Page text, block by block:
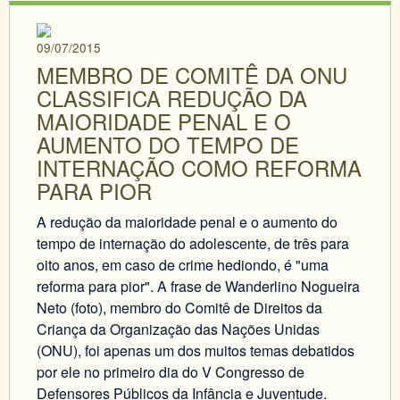
09/07/2015
MEMBRO DE COMITÊ DA ONU
CLASSIFICA REDUÇÃO DA
MAIORIDADE PENAL E O
AUMENTO DO TEMPO DE
INTERNAÇÃO COMO REFORMA
PARA PIOR
A redução da maioridade penal e o aumento do
tempo de internação do adolescente, de três para
oito anos, em caso de crime hediondo, é "uma
reforma para pior". A frase de Wanderlino Nogueira
Neto (foto), membro do Comitê de Direitos da
Criança da Organização das Nações Unidas
(ONU), foi apenas um dos muitos temas debatidos
por ele no primeiro dia do V Congresso de
Defensores Públicos da Infância e Juventude.